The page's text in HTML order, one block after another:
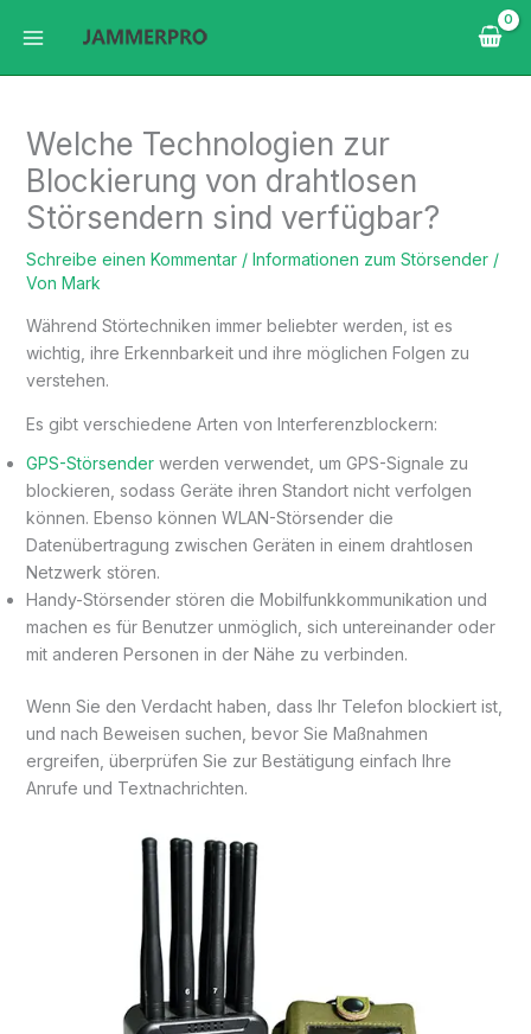
Inhalt
Welche Technologien zur
Blockierung von drahtlosen
Störsendern sind verfügbar?
Schreibe einen Kommentar / Informationen zum Störsender/
Von Mark
Während Störtechniken immer beliebter werden, ist es
wichtig, ihre Erkennbarkeit und ihre möglichen Folgen zu
verstehen.
Es gibt verschiedene Arten von Interferenzblockern:
GPS-Störsenderwerden verwendet, um GPS-Signale zu
blockieren, sodass Geräte ihren Standort nicht verfolgen
können. Ebenso können WLAN-Störsender die
Datenübertragung zwischen Geräten in einem drahtlosen
Netzwerk stören.
Handy-Störsender stören die Mobilfunkkommunikation und
machen es für Benutzer unmöglich, sich untereinander oder
mit anderen Personen in der Nähe zu verbinden.
Wenn Sie den Verdacht haben, dass Ihr Telefon blockiert ist,
und nach Beweisen suchen, bevor Sie Maßnahmen
ergreifen, überprüfen Sie zur Bestätigung einfach Ihre
Anrufe und Textnachrichten.